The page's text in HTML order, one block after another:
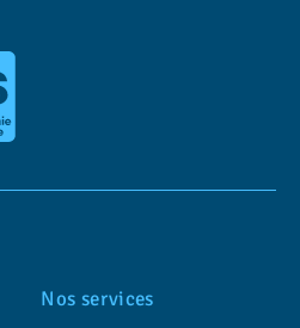
Nos services